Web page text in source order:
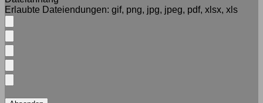
Erlaubte Dateiendungen: gif, png, jpg, jpeg, pdf, xlsx, xls